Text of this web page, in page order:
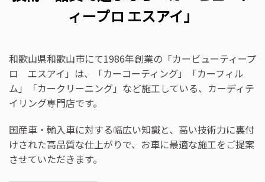
ィープロ エスアイ」
和歌山県和歌山市にて1986年創業の「カービューティープ
ロ エスアイ」は、「カーコーティング」「カーフィル
ム」「カークリーニング」など施工している、カーディテ
イリング専門店です。
国産車・輸入車に対する幅広い知識と、高い技術力に裏付
けされた高品質な仕上がりで、お車に最適な施工をご提案
させていただきます。